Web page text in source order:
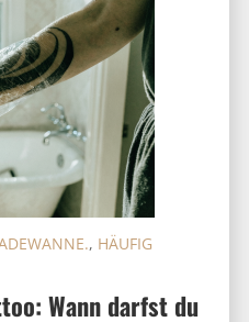
Wann darfst du
, HÄUFIG